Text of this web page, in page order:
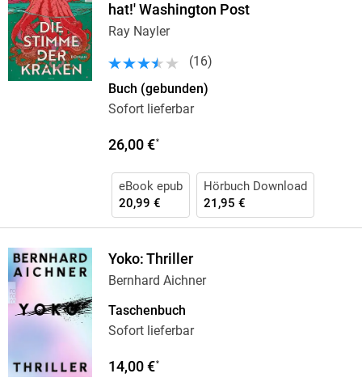
hat!' Washington Post
Ray Nayler
(16)
Buch (gebunden)
Sofort lieferbar
26,00 €*
eBook epub
20,99 €
Hörbuch Download
21,95 €
Yoko: Thriller
Bernhard Aichner
Taschenbuch
Sofort lieferbar
14,00 €*